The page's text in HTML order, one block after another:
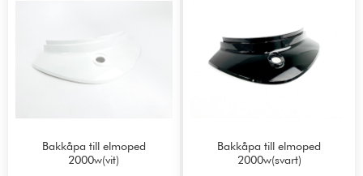
Bakkåpa till elmoped
2000w(vit)
Bakkåpa till elmoped
2000w(svart)